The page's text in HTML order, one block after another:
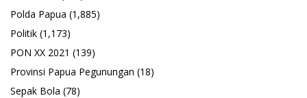
Polda Papua (1,885)
Politik (1,173)
PON XX 2021 (139)
Provinsi Papua Pegunungan (18)
Sepak Bola (78)